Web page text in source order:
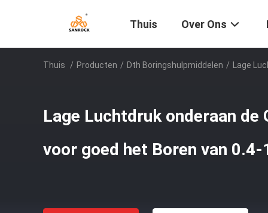
Thuis Over Ons
Thuis / Producten / Dth Boringshulpmiddelen / Lage
Lage Luchtdruk onderaan de
voor goed het Boren van 0.4-